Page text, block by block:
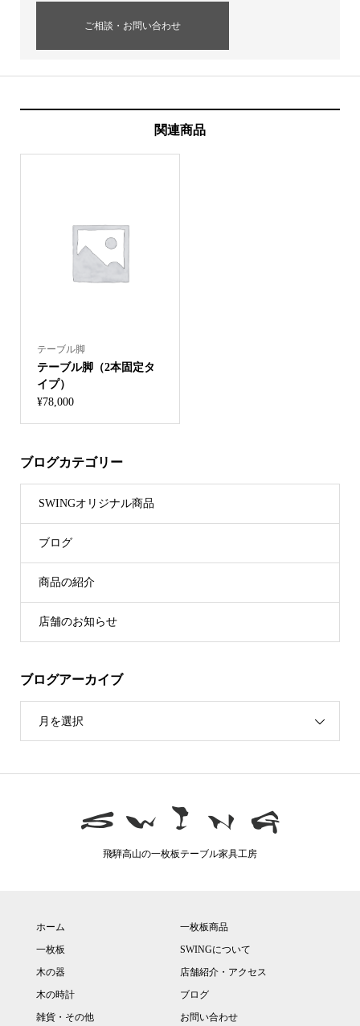
ご相談・お問い合わせ
関連商品
テーブル脚
テーブル脚（2本固定タ
イプ）
¥78,000
ブログカテゴリー
SWINGオリジナル商品
ブログ
商品の紹介
店舗のお知らせ
ブログアーカイブ
月を選択
飛騨高山の一枚板テーブル家具工房
ホーム
一枚板
木の器
木の時計
雑貨・その他
一枚板商品
SWINGについて
店舗紹介・アクセス
ブログ
お問い合わせ